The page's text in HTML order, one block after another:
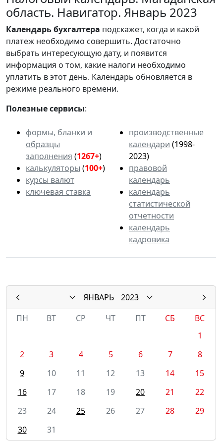
область. Навигатор. Январь 2023
Календарьбухгалтера подскажет, когда и какой
платеж необходимо совершить. Достаточно
выбрать интересующую дату, и появится
информация о том, какие налоги необходимо
уплатить в этот день. Календарь обновляется в
режиме реального времени.
Полезные сервисы:
формы, бланки и
образцы
заполнения (1267+)
калькуляторы (100+)
курсы валют
ключевая ставка
производственные
календари (1998-
2023)
правовой
календарь
календарь
статистической
отчетности
календарь
кадровика
ЯНВАРЬ
2023
ПН
ВТ СР ЧТ ПТ СБ
ВС
1
2
3 4 5 6 7
8
9
10 11 12 13 14
15
16
17 18 19 20 21
22
23
24 25 26 27 28
29
30
31